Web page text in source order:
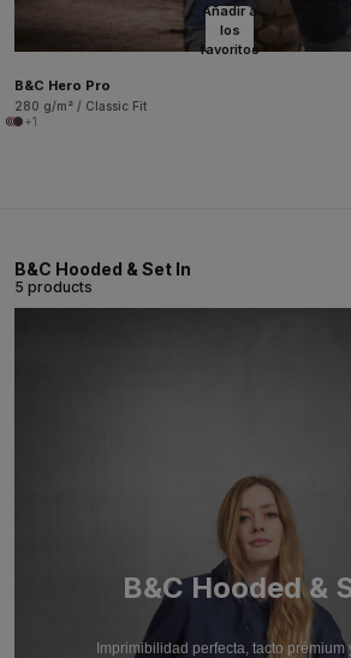
Añadir a
los
favoritos
B&C Hero Pro
280 g/m² / Classic Fit
+1
B&C Hooded & Set In
5 products
B&C Hooded &
Imprimibilidad perfecta, tacto prémium